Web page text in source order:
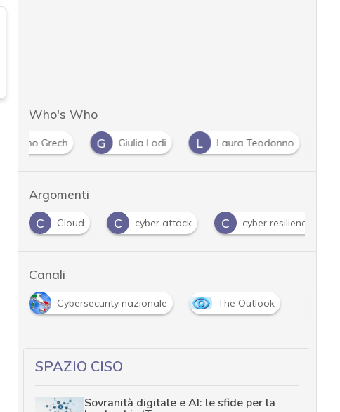
Who's Who
Gaetano Grech G Giulia Lodi L
Laura Teodonno
Argomenti
C Cloud C cyber attack C cyber resilience
Canali
Cybersecurity nazionale
The Outlook
SPAZIO CISO
Sovranità digitale e AI: le sfide per la